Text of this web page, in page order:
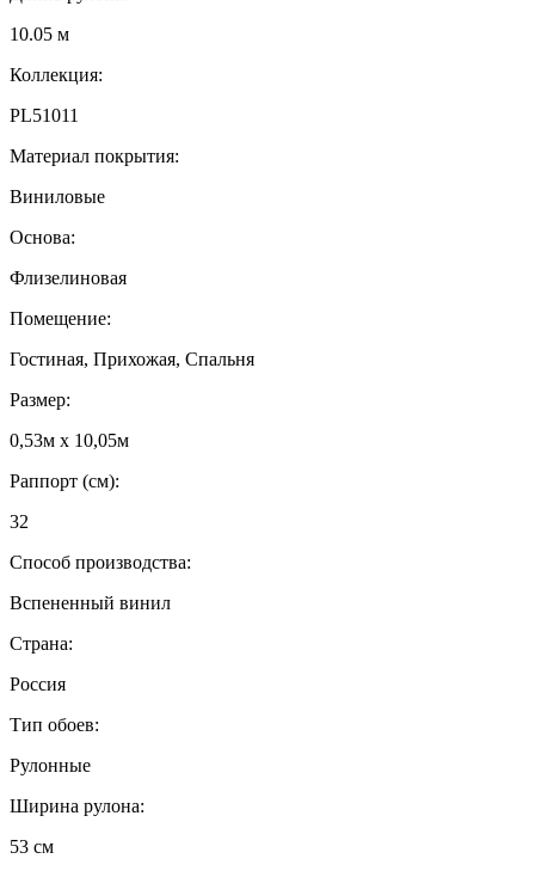
10.05 м
Коллекция:
PL51011
Материал покрытия:
Виниловые
Основа:
Флизелиновая
Помещение:
Гостиная, Прихожая, Спальня
Размер:
0,53м x 10,05м
Раппорт (см):
32
Способ производства:
Вспененный винил
Страна:
Россия
Тип обоев:
Рулонные
Ширина рулона:
53 см